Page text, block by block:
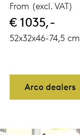
From (excl. VAT)
€ 1035,-
52x32x46-74,5 cm
Arco dealers